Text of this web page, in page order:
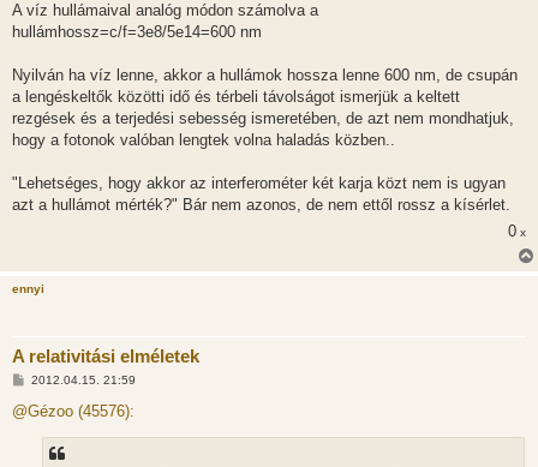
A víz hullámaival analóg módon számolva a
hullámhossz=c/f=3e8/5e14=600 nm
Nyilván ha víz lenne, akkor a hullámok hossza lenne 600 nm, de csupán
a lengéskeltők közötti idő és térbeli távolságot ismerjük a keltett
rezgések és a terjedési sebesség ismeretében, de azt nem mondhatjuk,
hogy a fotonok valóban lengtek volna haladás közben..
"Lehetséges, hogy akkor az interferométer két karja közt nem is ugyan
azt a hullámot mérték?" Bár nem azonos, de nem ettől rossz a kísérlet.
0 x
ennyi
A relativitási elméletek
H
z
2012.04.15. 21:59
@Gézoo (45576):